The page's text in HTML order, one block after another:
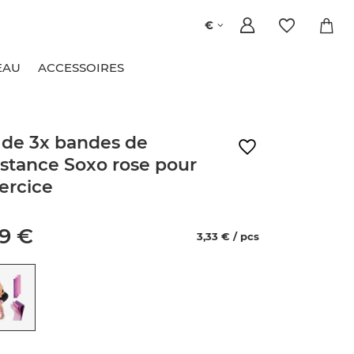
€
ACCESSOIRES
3x bandes de
Soxo rose pour
€
3,33 € / pcs